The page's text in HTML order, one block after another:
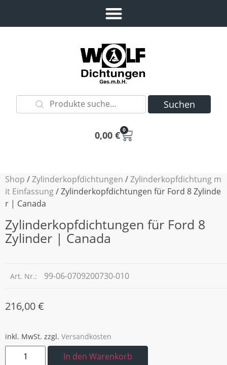
Suchen
0,00 € 0
Shop /Zylinderkopfdichtungen /Zylinderkopfdichtung m
it Einfassung/ Zylinderkopfdichtungen für Ford 8 Zylinde
r | Canada
Zylinderkopfdichtungen für Ford 8
Zylinder | Canada
Art. Nr.: 99-06-0709200730-010
216,00€
inkl. MwSt. zzgl. Versandkosten
In den Warenkorb